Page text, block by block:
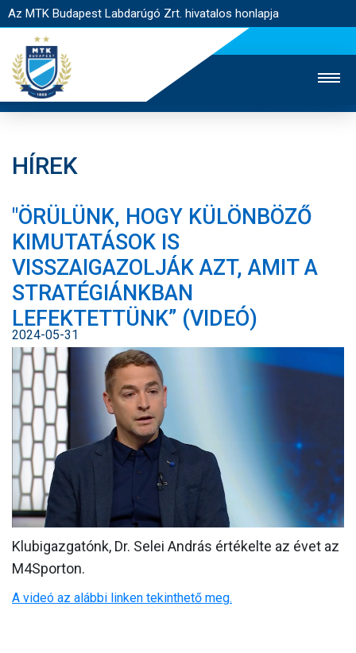
Az MTK Budapest Labdarúgó Zrt. hivatalos honlapja
JEGYÉRTÉKESÍTÉS
WEBSHOP
STADION
EGYESÜLET
NYITÓLAP
HÍREK
CSAPATOK
MÉRKŐZÉSEK
KLUB
GALÉRIA
SZURKOLÓI ÉLMÉNYEK
AKKREDITÁCIÓ
HÍREK
"ÖRÜLÜNK, HOGY KÜLÖNBÖZŐ
KIMUTATÁSOK IS
VISSZAIGAZOLJÁK AZT, AMIT A
STRATÉGIÁNKBAN
LEFEKTETTÜNK” (VIDEÓ)
2024-05-31
Klubigazgatónk, Dr. Selei András értékelte az évet az
M4Sporton.
A videó az alábbi linken tekinthető meg.